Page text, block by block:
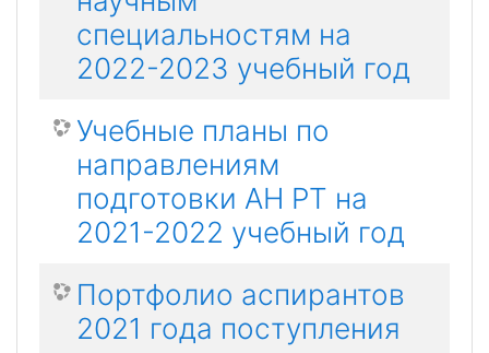
специальностям на
2022-2023 учебный год
Учебные планы по
направлениям
подготовки АН РТ на
2021-2022 учебный год
Портфолио аспирантов
2021 года поступления